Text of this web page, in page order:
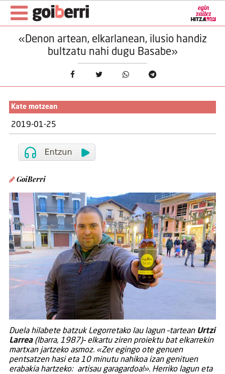
«Denon artean, elkarlanean, ilusio handiz
bultzatu nahi dugu Basabe»
Kate motzean
2019-01-25
GoiBerri
Duela hilabete batzuk Legorretako lau lagun –tartean Urtzi
Larrea(Ibarra, 1987)– elkartu ziren proiektu bat elkarrekin
martxan jartzeko asmoz. «Zer egingo ote genuen
pentsatzen hasi eta 10 minutu nahikoa izan genituen
erabakia hartzeko: artisau garagardoa!». Herriko lagun eta